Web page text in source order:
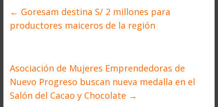
← Goresam destina S/ 2 millones para
productores maiceros de la región
Asociación de Mujeres Emprendedoras de
Nuevo Progreso buscan nueva medalla en el
Salón del Cacao y Chocolate →